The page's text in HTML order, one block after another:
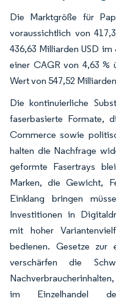
Die Marktgröße für
voraussichtlich von
436,63 Milliarden USD
einer CAGR von 4,63 %
Wert von 547,52
Die kontinuierliche
faserbasierte Formate,
Commerce sowie
halten die Nachfrage
geformte Fasertrays
Marken, die Gewicht,
Einklang bringen
Investitionen in
mit hoher
bedienen. Gesetze zur
verschärfen die
im Einzelhandel